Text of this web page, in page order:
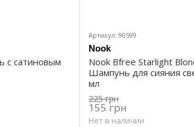
с сатиновым
Артикул: 90599
Nook
Nook Bfree Starlight
Шампунь для сияния
мл
225 грн
155 грн
Нет в наличии